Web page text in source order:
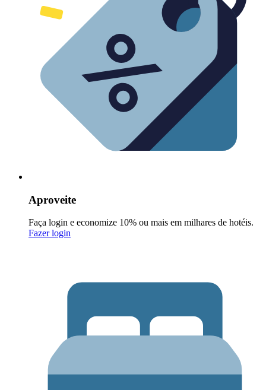
Aproveite
Faça login e economize 10% ou mais em milhares de hotéis.
Fazer login